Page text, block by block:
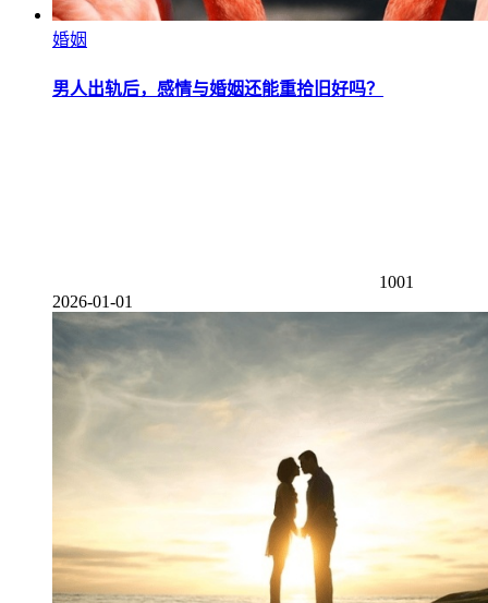
婚姻
男人出轨后，感情与婚姻还能重拾旧好吗？
1001
2026-01-01